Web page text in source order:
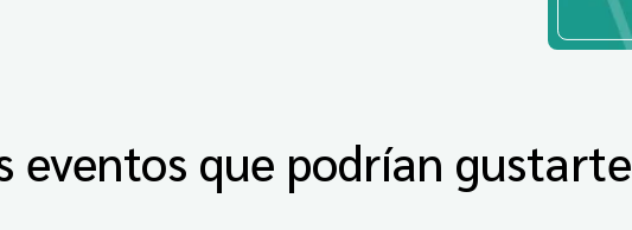
eventos que podrían gustarte